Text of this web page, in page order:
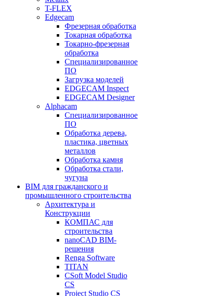
T-FLEX
Edgecam
Фрезерная обработка
Токарная обработка
Токарно-фрезерная
обработка
Специализированное
ПО
Загрузка моделей
EDGECAM Inspect
EDGECAM Designer
Alphacam
Специализированное
ПО
Обработка дерева,
пластика, цветных
металлов
Обработка камня
Обработка стали,
чугуна
BIM для гражданского и
промышленного строительства
Архитектура и
Конструкции
КОМПАС для
строительства
nanoCAD BIM-
решения
Renga Software
TITAN
CSoft Model Studio
CS
Project Studio CS